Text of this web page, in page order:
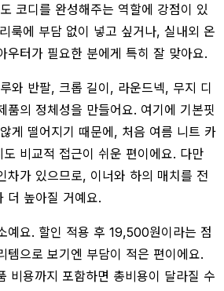
코디를 완성해주는 역할에 강점이 있
룩에 부담 없이 넣고 싶거나, 실내외 온
우터가 필요한 분에게 특히 잘 맞아요.
와 반팔, 크롭 길이, 라운드넥, 무지 디
품의 정체성을 만들어요. 여기에 기본핏
게 떨어지기 때문에, 처음 여름 니트 카
비교적 접근이 쉬운 편이에요. 다만
차가 있으므로, 이너와 하의 매치를 전
더 높아질 거예요.
예요. 할인 적용 후 19,500원이라는 점
템으로 보기엔 부담이 적은 편이에요.
비용까지 포함하면 총비용이 달라질 수